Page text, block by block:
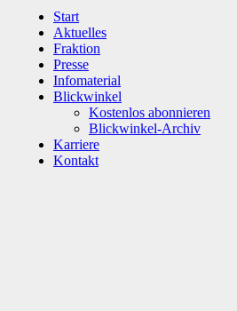
Start
Aktuelles
Fraktion
Presse
Infomaterial
Blickwinkel
Kostenlos abonnieren
Blickwinkel-Archiv
Karriere
Kontakt